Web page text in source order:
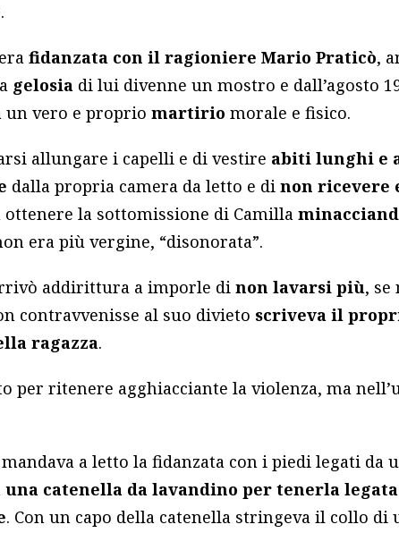
fidanzata con il ragioniere Mario Praticò,
gelosia di lui divenne un mostro e dall’agosto
un vero e propriomartiriomorale e fisico.
allungare i capelli e di vestire abiti lunghi e
dalla propria camera da letto e dinon ricevere
ottenere la sottomissione di Camilla
era più vergine, “disonorata”.
addirittura a imporle dinon lavarsi più, se
contravvenisse al suo divieto scriveva il
ragazza.
per ritenere agghiacciante la violenza, ma
a letto la fidanzata con i piedi legati da
una catenella da lavandino per tenerla
. Con un capo della catenella stringeva il collo di